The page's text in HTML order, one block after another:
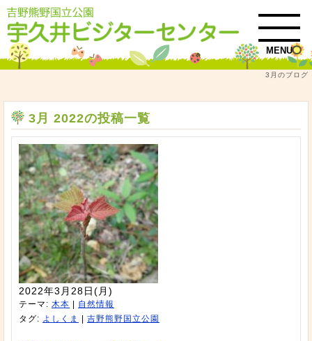
MENU
3月のブログ
3月 2022の投稿一覧
2022年3月28日(月)
テーマ: 木本
自然情報
タグ: よしくま 吉野熊野国立公園